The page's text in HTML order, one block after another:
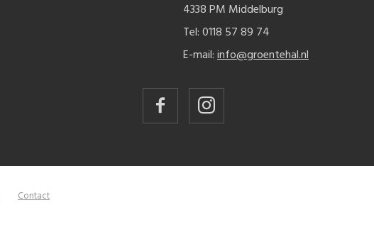
4338 PM Middelburg
Tel: 0118 57 89 74
E-mail:info@groentehal.nl
Contact